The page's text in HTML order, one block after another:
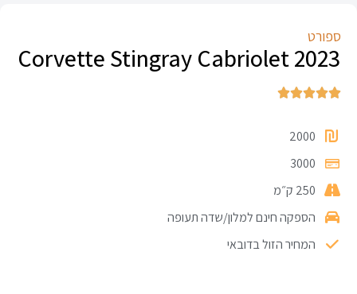
ספורט
Corvette Stingray Cabriolet 2023





2000
3000
250 ק״מ
הספקה חינם למלון/שדה תעופה
המחיר הזול בדובאי